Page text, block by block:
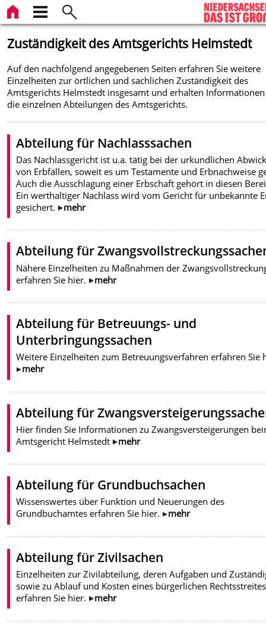
Zuständigkeit des Amtsgerichts Helmstedt
Auf den nachfolgend angegebenen Seiten erfahren Sie weitere
Einzelheiten zur örtlichen und sachlichen Zuständigkeit des
Amtsgerichts Helmstedt insgesamt und erhalten
die einzelnen Abteilungen des Amtsgerichts.
Abteilung für Nachlasssachen
Das Nachlassgericht ist u.a. tätig bei der urkundlichen
von Erbfällen, soweit es um Testamente und Erbnachweise
Auch die Ausschlagung einer Erbschaft gehört in diesen
Ein werthaltiger Nachlass wird vom Gericht für unbekannte
gesichert.
mehr
Abteilung für
Nähere Einzelheiten zu Maßnahmen der
erfahren Sie hier.
mehr
Abteilung für Betreuungs- und
Unterbringungssachen
Weitere Einzelheiten zum Betreuungsverfahren erfahren Sie
mehr
Abteilung für
Hier finden Sie Informationen zu Zwangsversteigerungen
Amtsgericht Helmstedt
mehr
Abteilung für Grundbuchsachen
Wissenswertes über Funktion und Neuerungen des
Grundbuchamtes erfahren Sie hier.
mehr
Abteilung für Zivilsachen
Einzelheiten zur Zivilabteilung, deren Aufgaben und
sowie zu Ablauf und Kosten eines bürgerlichen Rechtsstreites
erfahren Sie hier.
mehr